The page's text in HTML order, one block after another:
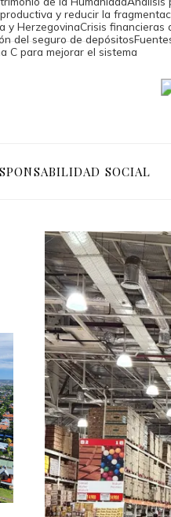
y reducir la
y HerzegovinaCrisis financieras
del seguro de depósitos
C para mejorar el sistema
SOCIAL